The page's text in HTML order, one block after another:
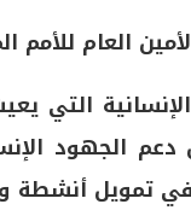
العام للأمم
التي
الجهود
في تمويل أنشطة